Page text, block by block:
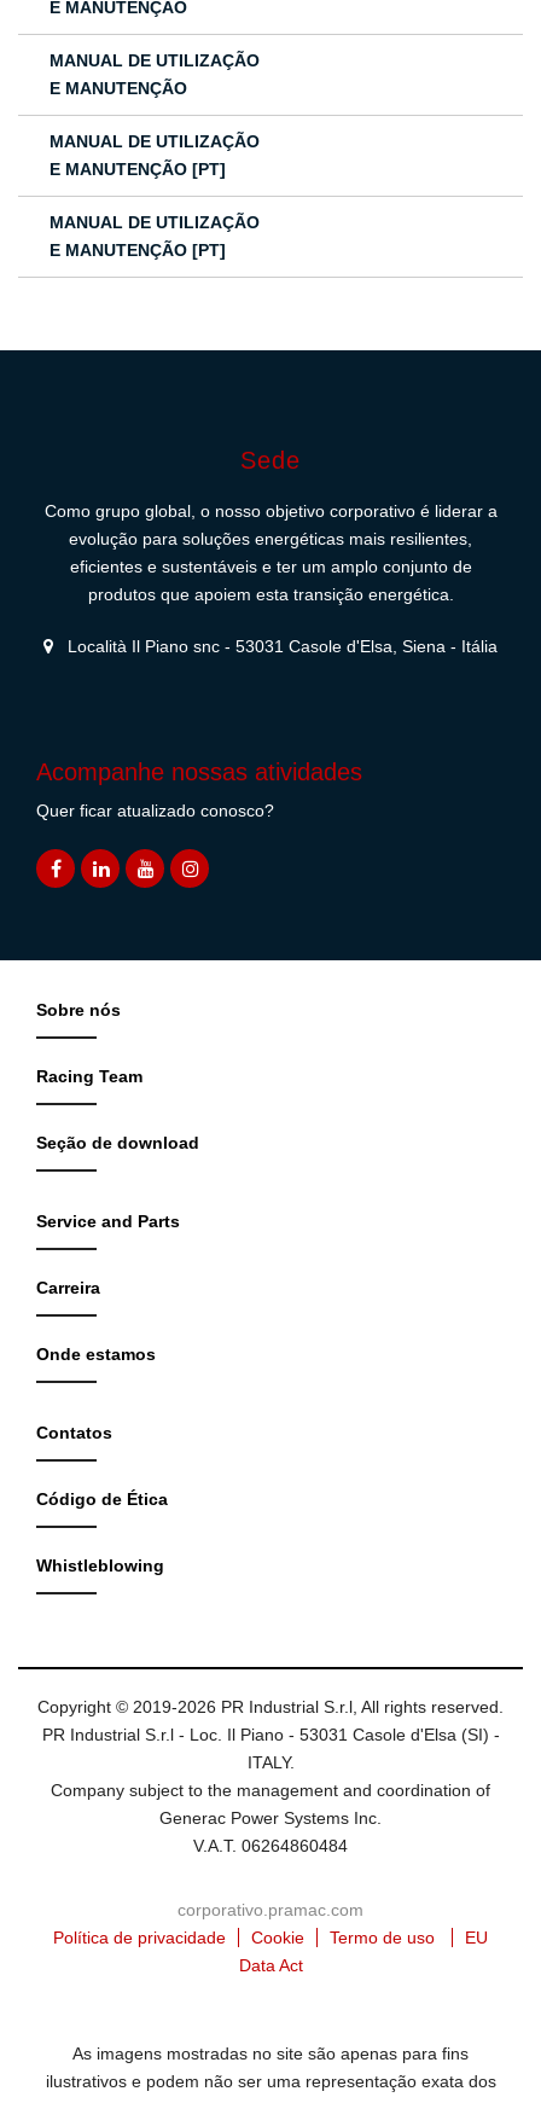
E MANUTENÇÃO
MANUAL DE UTILIZAÇÃO
E MANUTENÇÃO
MANUAL DE UTILIZAÇÃO
E MANUTENÇÃO [PT]
MANUAL DE UTILIZAÇÃO
E MANUTENÇÃO [PT]
Sede
Como grupo global, o nosso objetivo corporativo é liderar a
evolução para soluções energéticas mais resilientes,
eficientes e sustentáveis e ter um amplo conjunto de
produtos que apoiem esta transição energética.
Località Il Piano snc - 53031 Casole d'Elsa, Siena - Itália
Acompanhe nossas atividades
Quer ficar atualizado conosco?
Sobre nós
Racing Team
Seção de download
Service and Parts
Carreira
Onde estamos
Contatos
Código de Ética
Whistleblowing
Copyright © 2019-2026 PR Industrial S.r.l, All rights reserved.
PR Industrial S.r.l - Loc. Il Piano - 53031 Casole d'Elsa (SI) -
ITALY.
Company subject to the management and coordination of
Generac Power Systems Inc.
V.A.T. 06264860484
corporativo.pramac.com
Política de privacidade
Cookie Termo de uso
EU
Data Act
As imagens mostradas no site são apenas para fins
ilustrativos e podem não ser uma representação exata dos